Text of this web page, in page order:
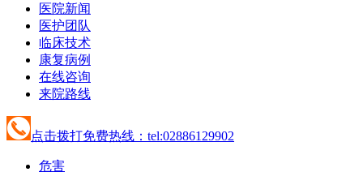
医院新闻
医护团队
临床技术
康复病例
在线咨询
来院路线
点击拨打免费热线：tel:02886129902
危害